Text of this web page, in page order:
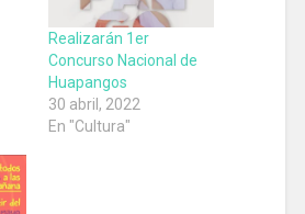
Realizarán 1er
Concurso Nacional de
Huapangos
30 abril, 2022
En "Cultura"